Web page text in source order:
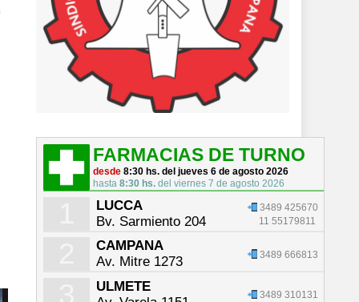
FARMACIAS DE TURNO
desde 8:30 hs. del jueves 6 de agosto 2026
hasta 8:30 hs.del viernes 7 de agosto 2026
LUCCA
Bv. Sarmiento 204
3489 425670
11 55179811
CAMPANA
Av. Mitre 1273
3489 666813
ULMETE
3489 310131